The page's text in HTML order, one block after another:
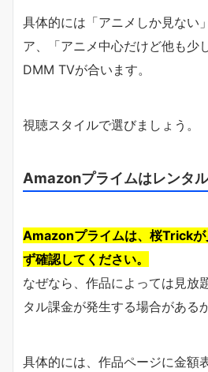
具体的には「アニメしか見ない
ア、「アニメ中心だけど他も少
DMM TVが合います。
視聴スタイルで選びましょう。
Amazonプライムはレンタ
Amazonプライムは、桜Trickが
ず確認してください。
なぜなら、作品によっては見放
タル課金が発生する場合がある
具体的には、作品ページに金額